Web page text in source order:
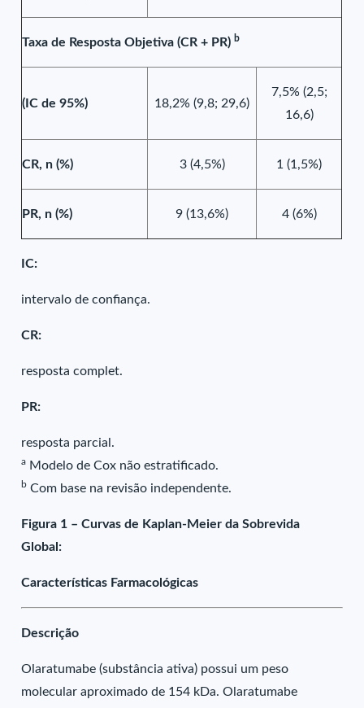
Taxa de Resposta Objetiva (CR + PR)b
(IC de 95%) 18,2% (9,8; 29,6)
7,5% (2,5;
16,6)
CR, n (%) 3 (4,5%) 1 (1,5%)
PR, n (%) 9 (13,6%) 4 (6%)
IC:
intervalo de confiança.
CR:
resposta complet.
PR:
resposta parcial.
a Modelo de Cox não estratificado.
b Com base na revisão independente.
Figura 1 – Curvas de Kaplan-Meier da Sobrevida
Global:
Características Farmacológicas
Descrição
Olaratumabe (substância ativa) possui um peso
molecular aproximado de 154 kDa. Olaratumabe